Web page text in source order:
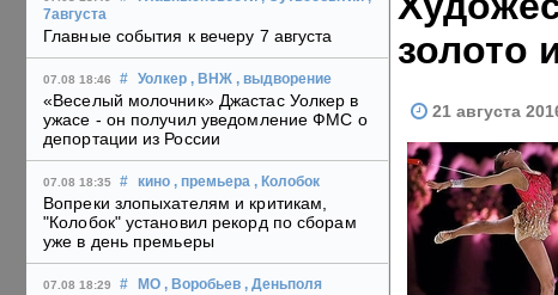
7августа
Главные события к вечеру 7 августа
07.08 18:46 # Уолкер , ВНЖ , выдворение
«Веселый молочник» Джастас Уолкер в
ужасе - он получил уведомление ФМС о
депортации из России
07.08 18:35 # кино , премьера , Колобок
Вопреки злопыхателям и критикам,
"Колобок" установил рекорд по сборам
уже в день премьеры
07.08 18:29 # МО , Воробьев , Деньполя
золото
21 августа